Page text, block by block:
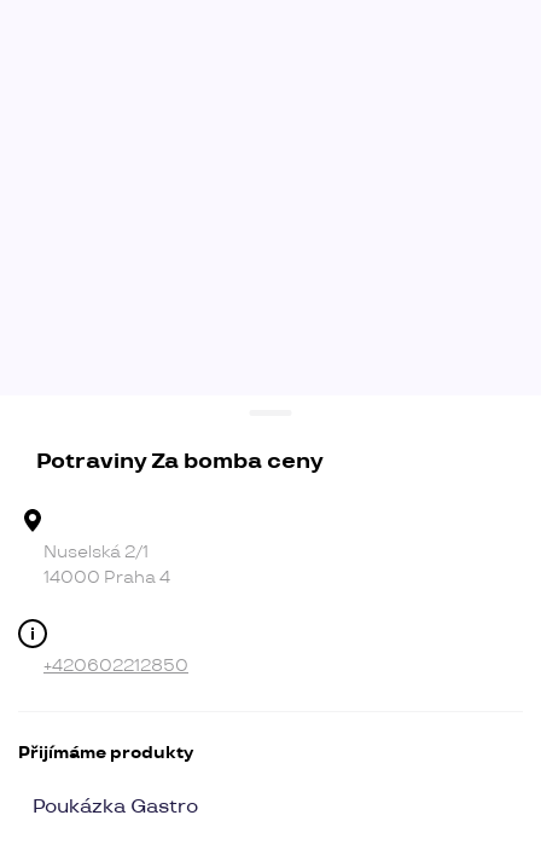
Potraviny Za bomba ceny
Nuselská 2/1
14000 Praha 4
+420602212850
Přijímáme produkty
Poukázka Gastro